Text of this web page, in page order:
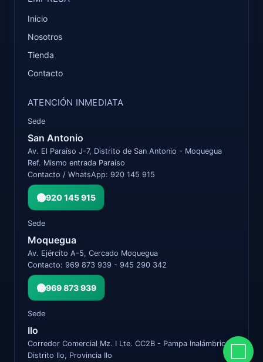
Inicio
Nosotros
Tienda
Contacto
ATENCIÓN INMEDIATA
Sede
San Antonio
Av. El Paraíso J-7, Distrito de San Antonio - Moquegua
Ref. Mismo entrada Paraíso
Contacto / WhatsApp: 920 145 915
920 145 915
Sede
Moquegua
Av. Ejército A-5, Cercado Moquegua
Contacto: 969 873 939 - 945 290 342
969 873 939
Sede
Ilo
Corredor Comercial Mz. I Lte. CC2B - Pampa Inalámbrica
Distrito Ilo, Provincia Ilo